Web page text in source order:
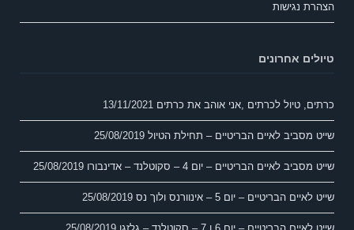
הצהרת נגישות
טיולים אחרונים
כרתים, טיול לכרתים ,אני אוהב את כרתים 13/11/2021
שייט מסביב לאיים הבריטיים – תחילת הטיול 25/08/2019
שייט מסביב לאיים הבריטיים – יום 4 – סקוטלנד – אדינבורו 25/08/2019
שייט לאיים הבריטיים – יום 5 – אינוורנס ולוך נס 25/08/2019